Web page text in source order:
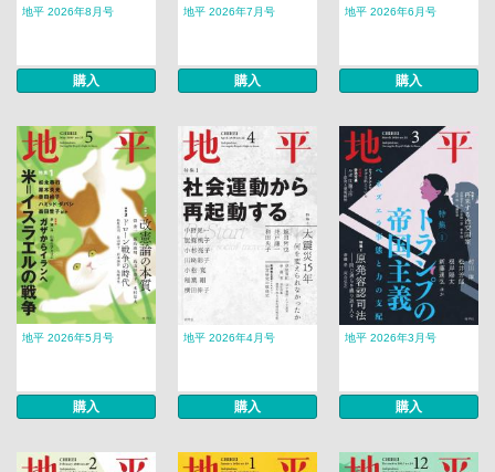
地平 2026年8月号
購入
地平 2026年7月号
購入
地平 2026年6月号
購入
地平 2026年5月号
購入
地平 2026年4月号
購入
地平 2026年3月号
購入